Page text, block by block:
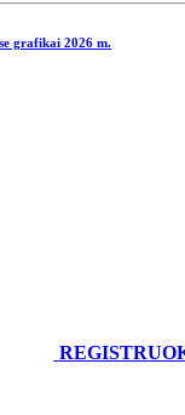
grafikai 2026 m.